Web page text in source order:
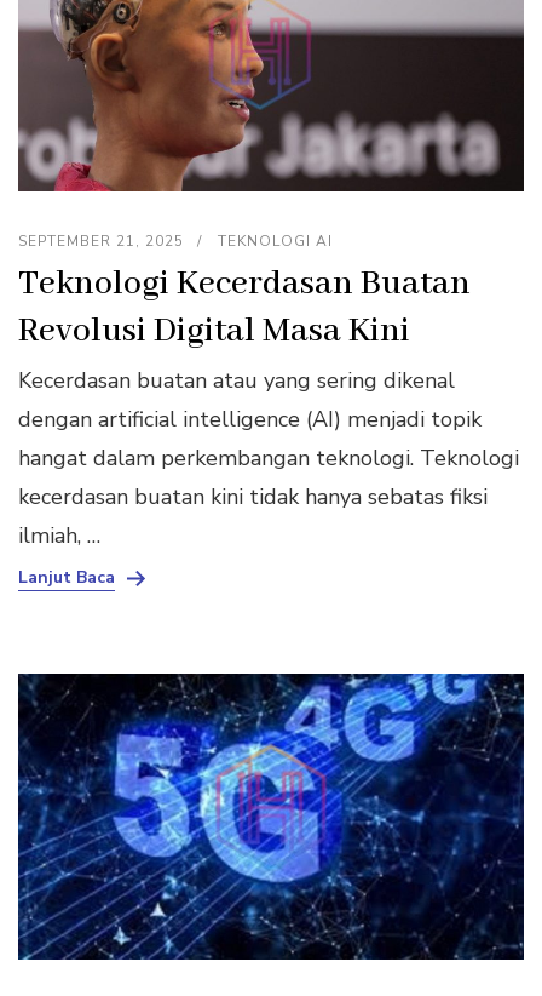
SEPTEMBER 21, 2025 TEKNOLOGI AI
Teknologi Kecerdasan Buatan
Revolusi Digital Masa Kini
Kecerdasan buatan atau yang sering dikenal
dengan artificial intelligence (AI) menjadi topik
hangat dalam perkembangan teknologi. Teknologi
kecerdasan buatan kini tidak hanya sebatas fiksi
ilmiah, …
Lanjut Baca